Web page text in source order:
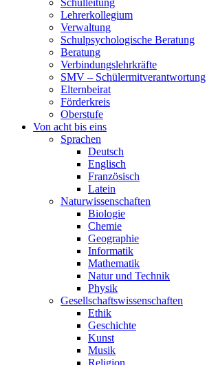
Schulleitung
Lehrerkollegium
Verwaltung
Schulpsychologische Beratung
Beratung
Verbindungslehrkräfte
SMV – Schülermitverantwortung
Elternbeirat
Förderkreis
Oberstufe
Von acht bis eins
Sprachen
Deutsch
Englisch
Französisch
Latein
Naturwissenschaften
Biologie
Chemie
Geographie
Informatik
Mathematik
Natur und Technik
Physik
Gesellschaftswissenschaften
Ethik
Geschichte
Kunst
Musik
Religion